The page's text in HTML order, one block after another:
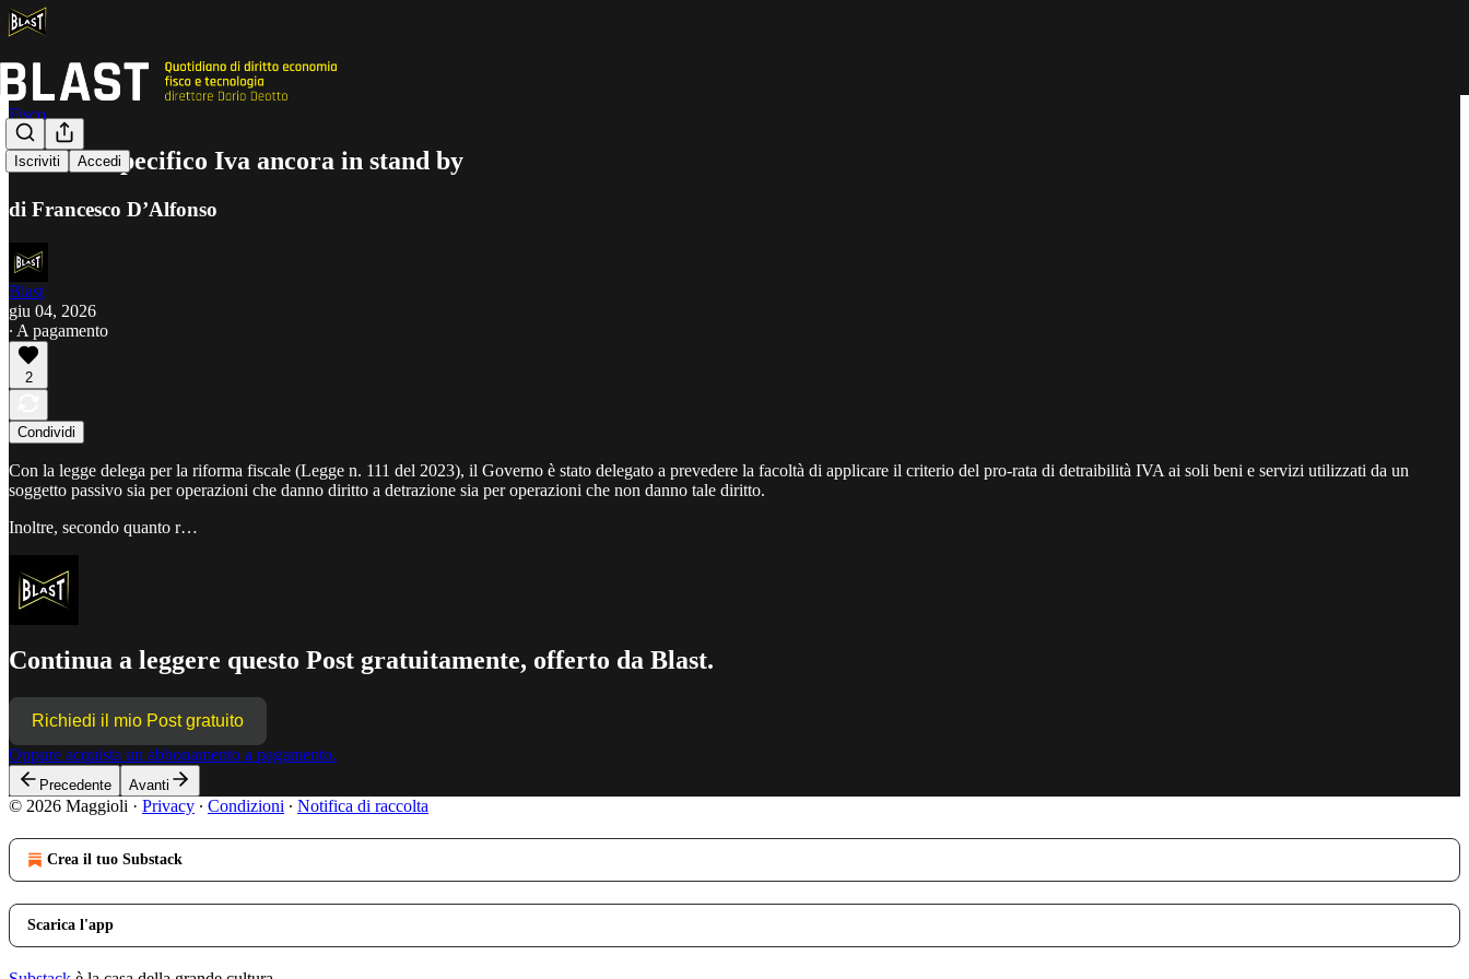
Iscriviti Accedi
Fisco
Pro rata specifico Iva ancora in stand by
di Francesco D’Alfonso
Blast
giu 04, 2026
∙ A pagamento
2
Condividi
Con la legge delega per la riforma fiscale (Legge n. 111 del 2023), il Governo è stato delegato a prevedere la facoltà di applicare il criterio del pro-rata di detraibilità IVA ai soli beni e servizi utilizzati da un
soggetto passivo sia per operazioni che danno diritto a detrazione sia per operazioni che non danno tale diritto.
Inoltre, secondo quanto r…
Continua a leggere questo Post gratuitamente, offerto da Blast.
Richiedi il mio Post gratuito
Oppure acquista un abbonamento a pagamento.
Precedente Avanti
© 2026 Maggioli · Privacy ∙ Condizioni ∙ Notifica di raccolta
Crea il tuo Substack
Scarica l'app